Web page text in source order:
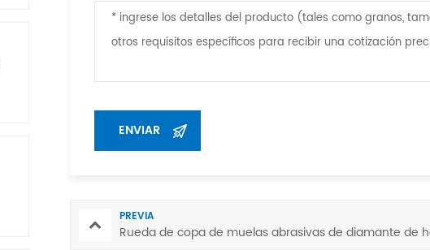
PREVIA
Rueda de copa de muelas abrasivas de diamante de